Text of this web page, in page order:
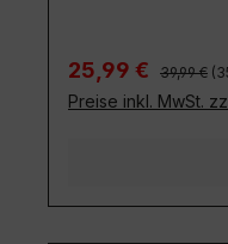
Verkaufspreis:
25,99 € Regulärer
39,99 €
Preise inkl. MwSt.